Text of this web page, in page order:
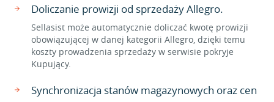
Doliczanie prowizji od sprzedaży Allegro.
Sellasist może automatycznie doliczać kwotę prowizji
obowiązującej w danej kategorii Allegro, dzięki temu
koszty prowadzenia sprzedaży w serwisie pokryje
Kupujący.
Synchronizacja stanów magazynowych oraz cen